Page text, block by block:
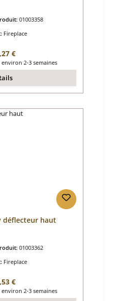
01003358
Fireplace
:
€
2-3 semaines
déflecteur haut
01003362
Fireplace
:
€
2-3 semaines